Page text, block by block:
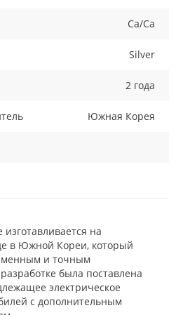
Ca/Ca
Silver
2 года
Южная Корея
на
в Южной Кореи, который
и точным
была поставлена
электрическое
с дополнительным